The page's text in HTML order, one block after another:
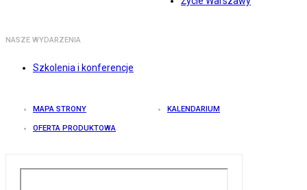
NASZE WYDARZENIA
Szkolenia i konferencje
MAPA STRONY KALENDARIUM
OFERTA PRODUKTOWA